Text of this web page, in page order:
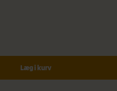
Læg i kurv